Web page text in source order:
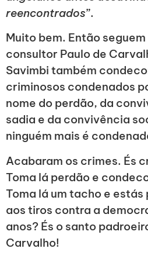
reencontrados”.
Muito bem. Então
consultor Paulo de
Savimbi também
criminosos condenados
nome do perdão, da
sadia e da convivência
ninguém mais é
Acabaram os crimes. És
Toma lá perdão e
Toma lá um tacho e
aos tiros contra a
anos? És o santo
Carvalho!